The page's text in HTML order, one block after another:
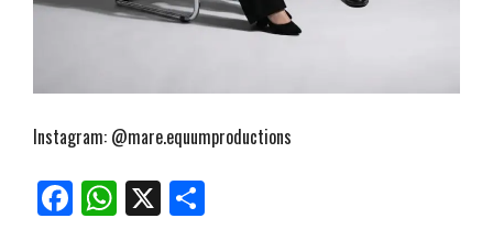
Instagram: @mare.equumproductions
Facebook
WhatsApp
X